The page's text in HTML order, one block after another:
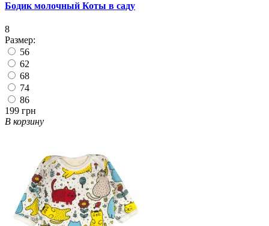
Бодик молочный Коты в саду
8
Размер:
56
62
68
74
86
199 грн
В корзину